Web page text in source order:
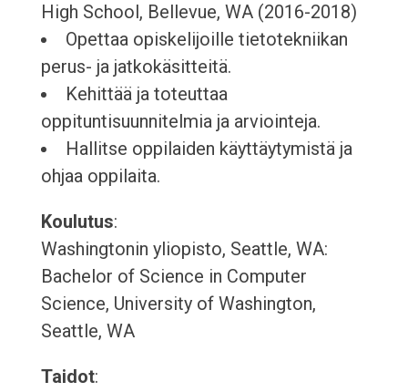
High School, Bellevue, WA (2016-2018)
Opettaa opiskelijoille tietotekniikan
perus- ja jatkokäsitteitä.
Kehittää ja toteuttaa
oppituntisuunnitelmia ja arviointeja.
Hallitse oppilaiden käyttäytymistä ja
ohjaa oppilaita.
Koulutus:
Washingtonin yliopisto, Seattle, WA:
Bachelor of Science in Computer
Science, University of Washington,
Seattle, WA
Taidot: